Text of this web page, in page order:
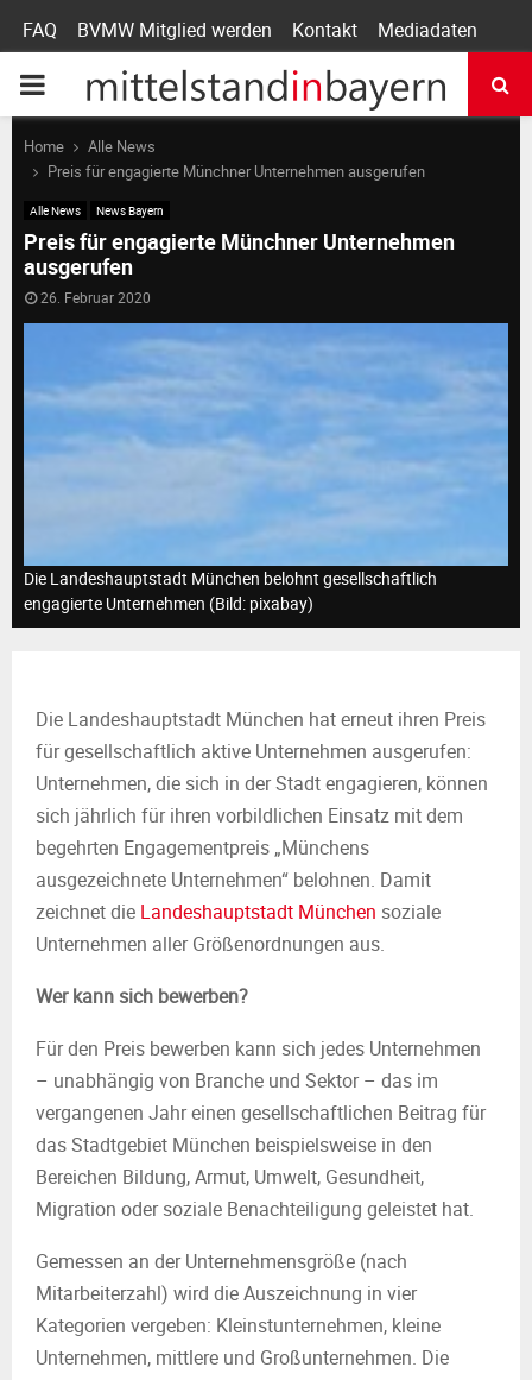
FAQ BVMW Mitglied werden Kontakt Mediadaten
P
R
M
R
Y
E
U
Home
Alle News
Preis für engagierte Münchner Unternehmen ausgerufen
Alle News News Bayern
Preis für engagierte Münchner Unternehmen
ausgerufen
26. Februar 2020
Die Landeshauptstadt München belohnt gesellschaftlich
engagierte Unternehmen (Bild: pixabay)
Die Landeshauptstadt München hat erneut ihren Preis
für gesellschaftlich aktive Unternehmen ausgerufen:
Unternehmen, die sich in der Stadt engagieren, können
sich jährlich für ihren vorbildlichen Einsatz mit dem
begehrten Engagementpreis „Münchens
ausgezeichnete Unternehmen“ belohnen. Damit
zeichnet die Landeshauptstadt München soziale
Unternehmen aller Größenordnungen aus.
Wer kann sich bewerben?
Für den Preis bewerben kann sich jedes Unternehmen
– unabhängig von Branche und Sektor – das im
vergangenen Jahr einen gesellschaftlichen Beitrag für
das Stadtgebiet München beispielsweise in den
Bereichen Bildung, Armut, Umwelt, Gesundheit,
Migration oder soziale Benachteiligung geleistet hat.
Gemessen an der Unternehmensgröße (nach
Mitarbeiterzahl) wird die Auszeichnung in vier
Kategorien vergeben: Kleinstunternehmen, kleine
Unternehmen, mittlere und Großunternehmen. Die